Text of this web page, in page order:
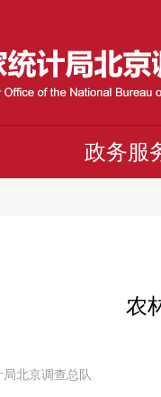
政务服
农
北京调查总队